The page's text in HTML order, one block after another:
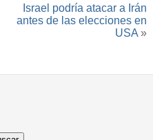
Israel podría atacar a Irán
antes de las elecciones en
USA »